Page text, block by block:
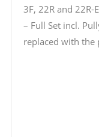
3F, 22R and 22R-E
– Full Set incl.
replaced with the